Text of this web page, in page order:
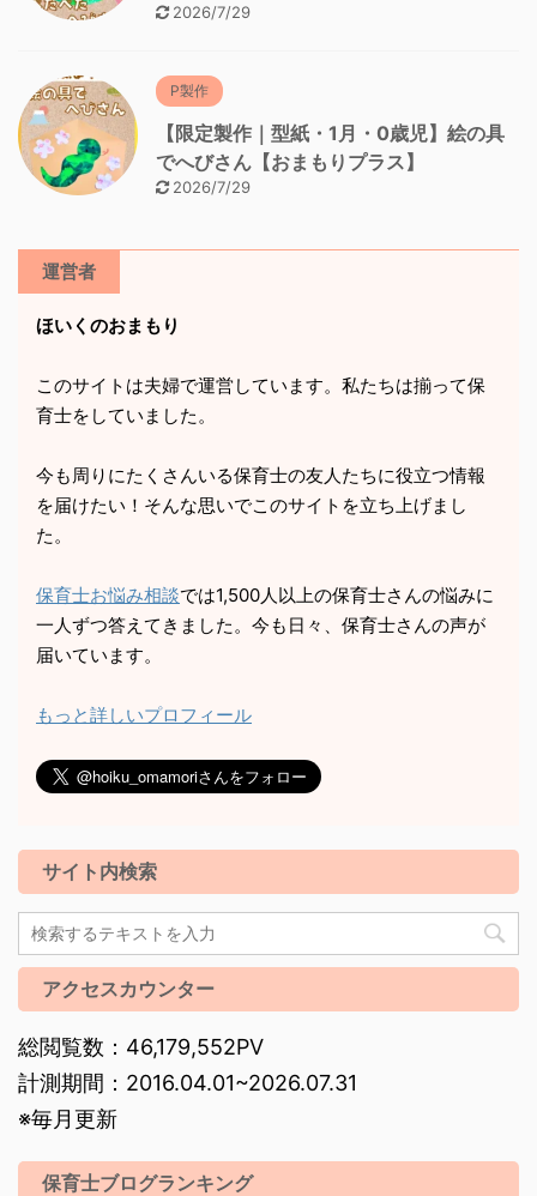
2026/7/29
P製作
【限定製作｜型紙・1月・0歳児】絵の具
でへびさん【おまもりプラス】
2026/7/29
運営者
ほいくのおまもり
このサイトは夫婦で運営しています。私たちは揃って保
育士をしていました。
今も周りにたくさんいる保育士の友人たちに役立つ情報
を届けたい！そんな思いでこのサイトを立ち上げまし
た。
保育士お悩み相談では1,500人以上の保育士さんの悩みに
一人ずつ答えてきました。今も日々、保育士さんの声が
届いています。
もっと詳しいプロフィール
サイト内検索
アクセスカウンター
総閲覧数：46,179,552PV
計測期間：2016.04.01~2026.07.31
※毎月更新
保育士ブログランキング